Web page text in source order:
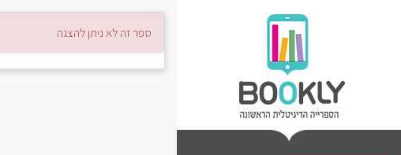
ספר זה לא ניתן להצגה